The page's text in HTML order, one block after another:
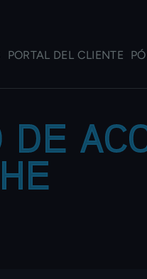
PORTAL DEL CLIENTE
DE